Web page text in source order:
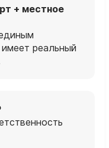
+ местное
реальный